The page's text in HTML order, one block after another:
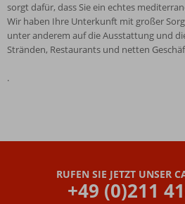
sorgt dafür, dass Sie ein echtes
Wir haben Ihre Unterkunft mit großer
unter anderem auf die Ausstattung und
Stränden, Restaurants und netten
.
RUFEN SIE JETZT UNSER
+49 (0)211